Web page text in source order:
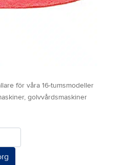
för våra 16-tumsmodeller
golvvårdsmaskiner